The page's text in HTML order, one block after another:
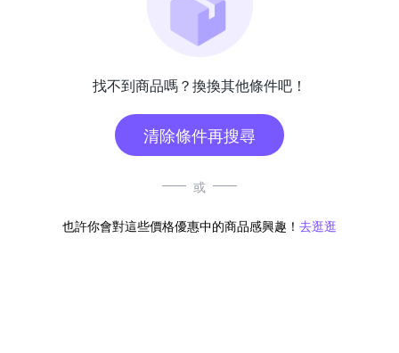
找不到商品嗎？換換其他條件吧！
清除條件再搜尋
或
也許你會對這些價格優惠中的商品感興趣！ 去逛逛